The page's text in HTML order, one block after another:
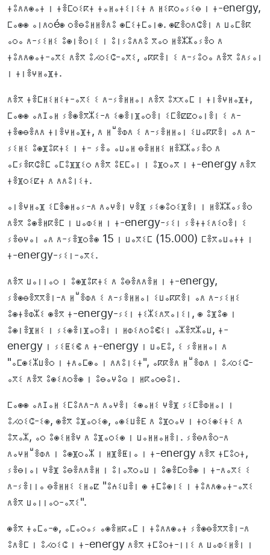
ⵜⵓⴷⴷⵙⴰⵜ ⵏ ⵜⴻⵎⵔⵉⴽⵜ ⵜⴰⵍⴰⵜⵉⵏⵉⵜ ⴷ ⵍⵉⴽⵔⴰⵢⵉⴱ ⵏ ⵜ-energy,
ⵎⴰⵙⵙ ⴰⵏⴷⵔéⵙ ⵔⴻⴱⵓⵍⵍⴻⴷⵓ ⵙⵎⵉⵜⵎⴰⵏⵙ. ⵙⵇⴻⵔⴷⵛⴻⵏ ⴷ ⵡⴰⵎⴻⴽ
ⴰⵔⴰ ⴷ-ⵢⵉⵍⵉ ⵓⵙⵏⴻⵔⵏⵉ ⵏ ⵓⵏⵢⵓⴷⴷⵓ ⴳⴰⵔ ⵍⴻⵣⵣⴰⵢⴻⵔ ⴷ
ⵜⵓⴷⴷⵙⴰⵜ-ⴰⴳⵉ ⴷⴻⴳ ⵓⵃⵔⵉⵛ-ⴰⴳⵉ, ⴰⴽⴽⴻⵏ ⵉ ⴷ-ⵢⵓⵔⴰ ⴷⴻⴳ ⵓⴷⵢⴰⵏ
ⵏ ⵜⵏⴻⵖⵍⴰⴼⵜ.
ⴷⴻⴳ ⵜⴻⵎⵍⵉⵍⵉⵜ-ⴰⴳⵉ ⵉ ⴷ-ⵢⴻⵍⵍⴰⵏ ⴷⴻⴳ ⵓⵅⵅⴰⵎ ⵏ ⵜⵏⴻⵖⵍⴰⴼⵜ,
ⵎⴰⵙⵙ ⴰⴷⵊⴰⵍ ⵢⴻⵙⴻⴳⵣⵉ-ⴷ ⵉⵙⴻⵏⴼⴰⵔⴻⵏ ⵉⵎⴻⵇⵇⵔⴰⵏⴻⵏ ⵉ ⴷ-
ⵜⴻⵙⴱⴻⴷⴷ ⵜⵏⴻⵖⵍⴰⴼⵜ, ⴷ ⵍⵯⴻⵀⴷ ⵉ ⴷ-ⵢⴻⵍⵍⴰⵏ ⵉⵡⴰⴽⴽⴻⵏ ⴰⴷ ⴷ-
ⵢⵉⵍⵉ ⵓⵙⴼⵓⴽⵜⵉ ⵏ ⵜ- ⵢⴻⴰ ⴰⵡⴰⵍ ⴱⴻⵍⵍⵉ ⵍⴻⵣⵣⴰⵢⴻⵔ ⴷ
ⴰⵎⵢⴻⴽⵛⴻⵎ ⴰⵎⵓⴼⴼⵉⵔ ⴷⴻⴳ ⵓⴹⵎⴰⵏ ⵏ ⵓⴼⵔⴰⴳ ⵏ ⵜ-energy ⴷⴻⴳ
ⵜⴻⴼⵔⵉⵇⵜ ⴷ ⴷⴷⵓⵏⵉⵜ.
ⴰⵏⴻⵖⵍⴰⴼ ⵉⵎⴻⵙⵍⴰⵢ-ⴷ ⴷⴰⵖⴻⵏ ⵖⴻⴼ ⵢⵉⵙⵓⵔⵉⴼⴻⵏ ⵏ ⵍⴻⵣⵣⴰⵢⴻⵔ
ⴷⴻⴳ ⵓⵙⴻⵍⴽⴻⵎ ⵏ ⵡⴰⵀⵉⵍ ⵏ ⵜ-energy-ⵢⵉⵏ ⵢⴻⵜⵜⵉⴷⵉⵔⴻⵏ ⵉ
ⵢⴻⴱⵖⴰⵏ ⴰⴷ ⴷ-ⵢⴻⴼⵔⴻⵙ 15 ⵏ ⵡⴰⴳⵉⵎ (15.000) ⵎⴻⴳⴰⵡⴰⵜⵜ ⵏ
ⵜ-energy-ⵢⵉⵏ-ⴰⴳⵉ.
ⴷⴻⴳ ⵡⴰⵏⵏⴰⵔ ⵏ ⵓⵙⴼⵓⴽⵜⵉ ⴷ ⵓⴱⴻⴷⴷⴻⵍ ⵏ ⵜ-energy,
ⵢⴻⵙⴱⴻⴳⴳⴻⵏ-ⴷ ⵍⵯⴻⵀⴷ ⵉ ⴷ-ⵢⴻⵍⵍⴰⵏ ⵉⵡⴰⴽⴽⴻⵏ ⴰⴷ ⴷ-ⵢⵉⵍⵉ
ⵓⵙⵜⴻⵀⵣⵉ ⵙⴻⴳ ⵜ-energy-ⵢⵉⵏ ⵜⵉⵣⵉⴷⴳⴰⵏⵉⵏ, ⵙ ⵓⴼⵓⵙ ⵏ
ⵓⵙⵏⴻⴼⵍⵉ ⵏ ⵢⵉⵙⴻⵏⴼⴰⵔⴻⵏ ⵏ ⵍⵀⵉⴷⵔⵓⵞⵉⵏ ⴰⵣⴻⴳⵣⴰⵡ, ⵜ-
energy ⵏ ⵢⵉⵟⵉⵞ ⴷ ⵜ-energy ⵏ ⵡⴰⴹⵓ, ⵉ ⵢⴻⵍⵍⴰⵏ ⴷ
"ⴰⵎⵙⵉⵣⵡⴻⵔ ⵏ ⵜⴷⴰⵎⵙⴰ ⵏ ⴷⴷⵓⵏⵉⵜ", ⴰⴽⴽⴻⴷ ⵍⵯⴻⵀⴷ ⵏ ⵓⵃⵔⵉⵛ-
ⴰⴳⵉ ⴷⴻⴳ ⵓⵙⵉⴷⵔⴻⵙ ⵏ ⵓⴱⴰⵖⵓⵕ ⵏ ⵍⴽⴰⵔⴱⵓⵏ.
ⵎⴰⵙⵙ ⴰⴷⵊⴰⵍ ⵉⵎⵓⴷⴷ-ⴷ ⴷⴰⵖⴻⵏ ⵉⵙⴰⵍⵉ ⵖⴻⴼ ⵢⵉⵎⴻⵀⵍⴰⵏ ⵏ
ⵓⵃⵔⵉⵛ-ⵉⵙ, ⵙⴻⴳ ⵓⴼⴰⵔⵉⵙ, ⴰⵙⵉⵡⴻⴹ ⴷ ⵓⴼⵔⴰⵖ ⵏ ⵜⵔⵉⵙⵉⵜⵉ ⴷ
ⵓⴳⴰⵣ, ⴰⵔ ⵓⵙⵉⵍⴻⵖ ⴷ ⵓⴼⴰⵔⵉⵙ ⵏ ⵡⴰⵍⵍⴰⵍⴻⵏ. ⵢⴻⴱⴷⴻⵔ-ⴷ
ⴷⴰⵖⵍⵯⴻⵀⴷ ⵏ ⵓⵙⴼⵔⴰⵣ ⵏ ⵍⴼⴻⵟⵏⴰ ⵏ ⵜ-energy ⴷⴻⴳ ⵜⵎⵓⵔⵜ,
ⵢⴻⴱⵏⴰⵏ ⵖⴻⴼ ⵓⴱⴻⴷⴷⴻⵍ ⵏ ⵓⵏⴰⴳⵔⴰⵡ ⵏ ⵓⵙⴻⵎⵔⴻⵙ ⵏ ⵜ-ⴷⴰⴳⵉ ⵉ
ⴷ-ⵢⴻⵏⵏⴰ ⴱⴻⵍⵍⵉ ⵉⵍⴰⵇ "ⵓⵄⵉⵡⴻⵏ ⵙ ⵜⵎⵓⵙⵏⵉ ⵏ ⵜⵓⴷⴷⵙⴰⵜ-ⴰⴳⵉ
ⴷⴻⴳ ⵡⴰⵏⵏⴰⵔ-ⴰⴳⵉ".
ⵙⴻⴳ ⵜⴰⵎⴰ-ⵙ, ⴰⵎⴰⵔⴰⵢ ⴰⵙⴻⵍⴽⴰⵎ ⵏ ⵜⵓⴷⴷⵙⴰⵜ ⵢⴻⵙⴱⴻⴳⴳⴻⵏ-ⴷ
ⵓⴷⴻⵎ ⵏ ⵓⵃⵔⵉⵛ ⵏ ⵜ-energy ⴷⴻⴳ ⵜⵎⵓⵔⵜ-ⵏⵏⵉ ⴷ ⵡⴰⵀⵉⵍⴻⵏ ⵏ